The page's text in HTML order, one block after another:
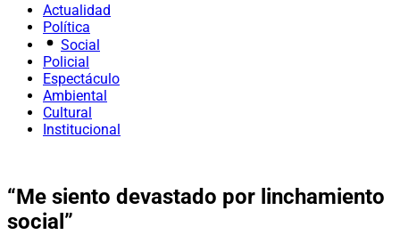
Actualidad
Política
Social
Policial
Espectáculo
Ambiental
Cultural
Institucional
“Me siento devastado por linchamiento
social”